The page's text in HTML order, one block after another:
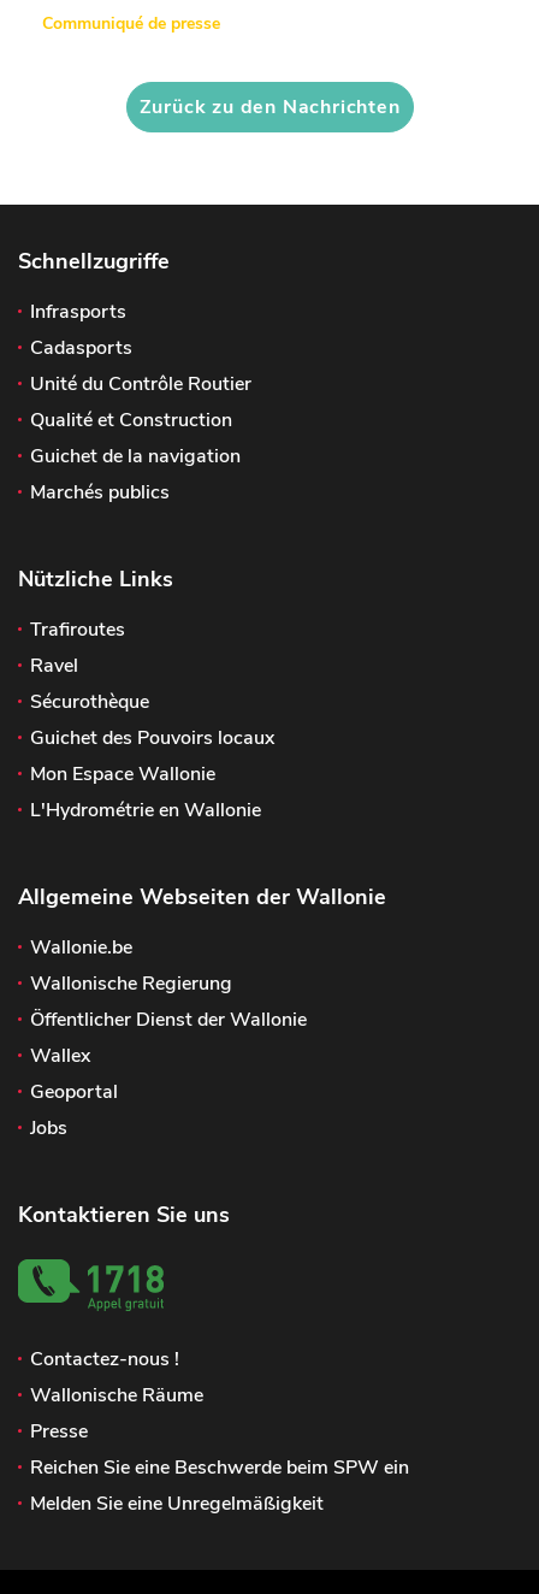
Communiqué de presse
Zurück zu den Nachrichten
Schnellzugriffe
Infrasports
Cadasports
Unité du Contrôle Routier
Qualité et Construction
Guichet de la navigation
Marchés publics
Nützliche Links
Trafiroutes
Ravel
Sécurothèque
Guichet des Pouvoirs locaux
Mon Espace Wallonie
L'Hydrométrie en Wallonie
Allgemeine Webseiten der Wallonie
Wallonie.be
Wallonische Regierung
Öffentlicher Dienst der Wallonie
Wallex
Geoportal
Jobs
Kontaktieren Sie uns
Contactez-nous !
Wallonische Räume
Presse
Reichen Sie eine Beschwerde beim SPW ein
Melden Sie eine Unregelmäßigkeit